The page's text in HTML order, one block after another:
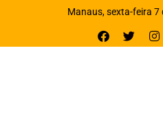
Manaus, sexta-feira 7